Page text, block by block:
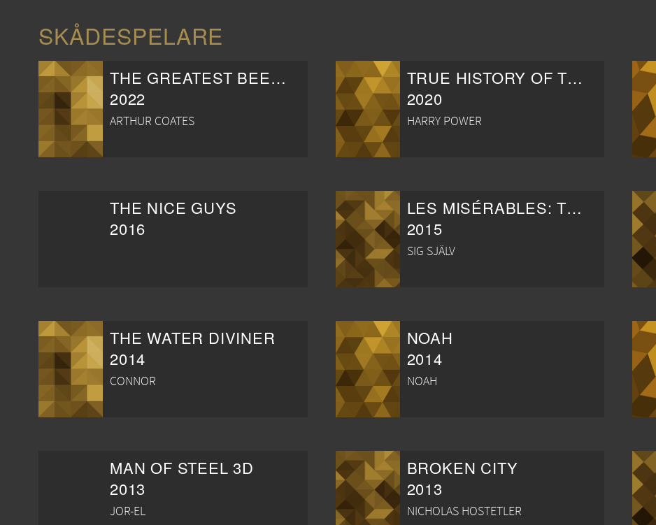
SKÅDESPELARE
THE GREATEST BEER RUN EVER
2022
ARTHUR COATES
TRUE HISTORY OF THE KELLY GANG
2020
HARRY POWER
THE NICE GUYS
2016
LES MISÉRABLES: THE HISTORY OF THE WORLD'S GREATEST STORY
2015
SIG SJÄLV
THE WATER DIVINER
2014
CONNOR
NOAH
2014
NOAH
MAN OF STEEL 3D
2013
JOR-EL
BROKEN CITY
2013
NICHOLAS HOSTETLER